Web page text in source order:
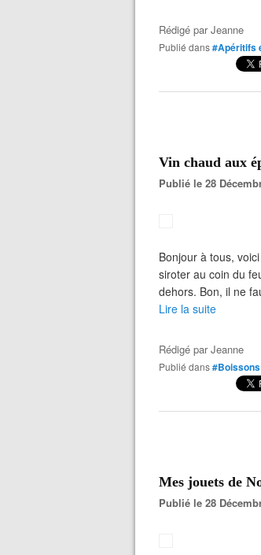
Rédigé parJeanne
Publié dans#Apéritifs
Vin chaud aux
Publié le 28
Bonjour à tous,
siroter au coin du
dehors. Bon, il ne
Lire la suite
Rédigé parJeanne
Publié dans#Boissons
Mes jouets de
Publié le 28